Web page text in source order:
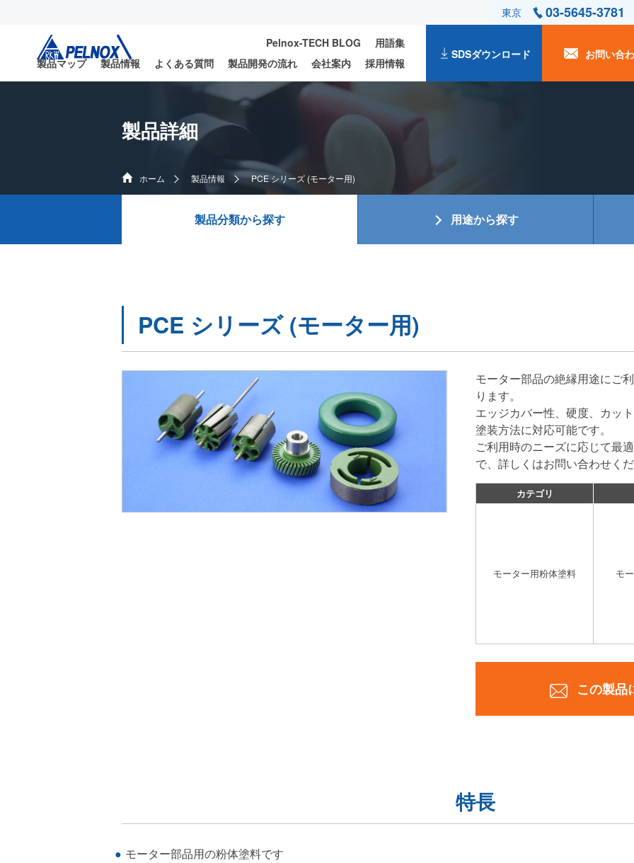
東京 03-5645-3781
Pelnox-TECH BLOG
用語集
製品マップ
製品情報 よくある質問 製品開発の流れ 会社案内 採用情報
SDSダウンロード お問い合
製品詳細
ホーム 製品情報 PCE シリーズ (モーター用)
製品分類から探す 用途から探す
PCE シリーズ (モーター用)
モーター部品の絶縁用途にご
ります。
エッジカバー性、硬度、カッ
塗装方法に対応可能です。
ご利用時のニーズに応じて最
で、詳しくはお問い合わせく
カテゴリ
モーター用粉体塗料 モ
この製品
特長
モーター部品用の粉体塗料です